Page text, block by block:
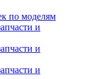
по моделям
и
и
и